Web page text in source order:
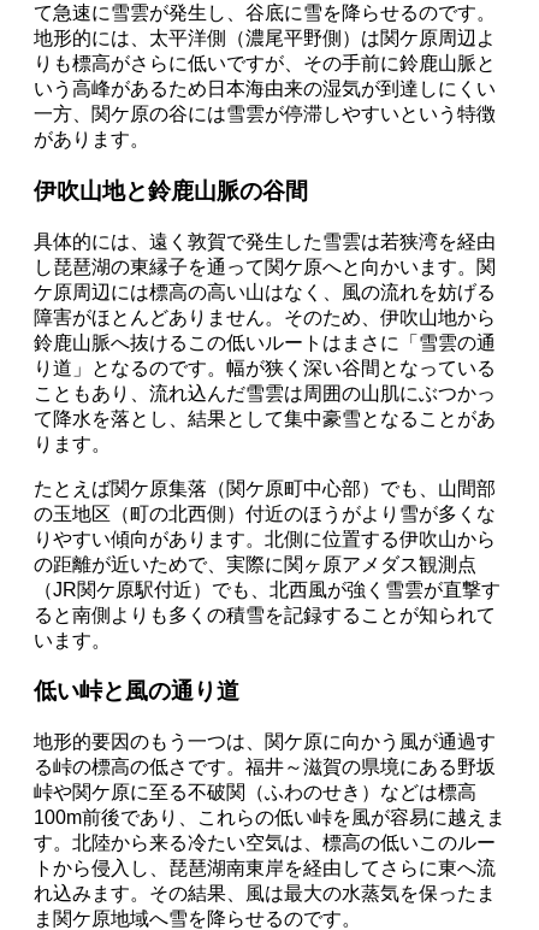
て急速に雪雲が発生し、谷底に雪を降らせるのです。
地形的には、太平洋側（濃尾平野側）は関ケ原周辺よ
りも標高がさらに低いですが、その手前に鈴鹿山脈と
いう高峰があるため日本海由来の湿気が到達しにくい
一方、関ケ原の谷には雪雲が停滞しやすいという特徴
があります。
伊吹山地と鈴鹿山脈の谷間
具体的には、遠く敦賀で発生した雪雲は若狭湾を経由
し琵琶湖の東縁子を通って関ケ原へと向かいます。関
ケ原周辺には標高の高い山はなく、風の流れを妨げる
障害がほとんどありません。そのため、伊吹山地から
鈴鹿山脈へ抜けるこの低いルートはまさに「雪雲の通
り道」となるのです。幅が狭く深い谷間となっている
こともあり、流れ込んだ雪雲は周囲の山肌にぶつかっ
て降水を落とし、結果として集中豪雪となることがあ
ります。
たとえば関ケ原集落（関ケ原町中心部）でも、山間部
の玉地区（町の北西側）付近のほうがより雪が多くな
りやすい傾向があります。北側に位置する伊吹山から
の距離が近いためで、実際に関ヶ原アメダス観測点
（JR関ケ原駅付近）でも、北西風が強く雪雲が直撃す
ると南側よりも多くの積雪を記録することが知られて
います。
低い峠と風の通り道
地形的要因のもう一つは、関ケ原に向かう風が通過す
る峠の標高の低さです。福井～滋賀の県境にある野坂
峠や関ケ原に至る不破関（ふわのせき）などは標高
100m前後であり、これらの低い峠を風が容易に越えま
す。北陸から来る冷たい空気は、標高の低いこのルー
トから侵入し、琵琶湖南東岸を経由してさらに東へ流
れ込みます。その結果、風は最大の水蒸気を保ったま
ま関ケ原地域へ雪を降らせるのです。